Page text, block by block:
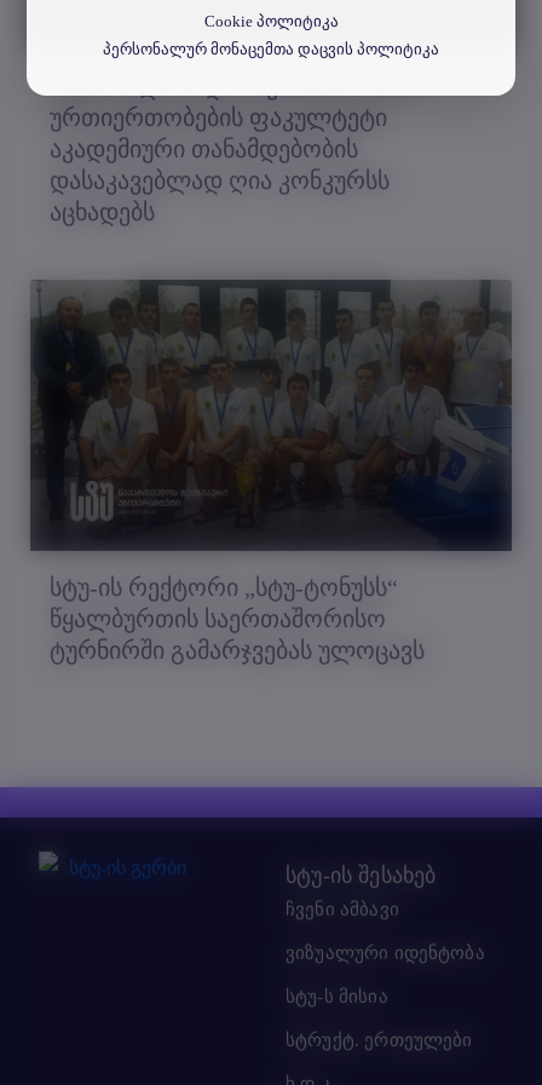
ურთიერთობების ფაკულტეტი
აკადემიური თანამდებობის
დასაკავებლად ღია კონკურსს
აცხადებს
სტუ-ის რექტორი „სტუ-ტონუსს“
წყალბურთის საერთაშორისო
ტურნირში გამარჯვებას ულოცავს
სტუ-ის შესახებ
ჩვენი ამბავი
ვიზუალური იდენტობა
სტუ-ს მისია
სტრუქტ. ერთეულები
Cookie პოლიტიკა
პერსონალურ მონაცემთა დაცვის პოლიტიკა